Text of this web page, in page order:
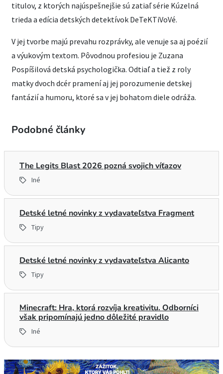
titulov, z ktorých najúspešnejšie sú zatiaľ série Kúzelná
trieda a edícia detských detektívok DeTeKTiVoVé.
V jej tvorbe majú prevahu rozprávky, ale venuje sa aj poézií
a výukovým textom. Pôvodnou profesiou je Zuzana
Pospíšilová detská psychologička. Odtiaľ a tiež z roly
matky dvoch dcér pramení aj jej porozumenie detskej
fantázií a humoru, ktoré sa v jej bohatom diele odráža.
Podobné články
The Legits Blast 2026 pozná svojich víťazov
Iné
Detské letné novinky z vydavateľstva Fragment
Tipy
Detské letné novinky z vydavateľstva Alicanto
Tipy
Minecraft: Hra, ktorá rozvíja kreativitu. Odborníci
však pripomínajú jedno dôležité pravidlo
Iné